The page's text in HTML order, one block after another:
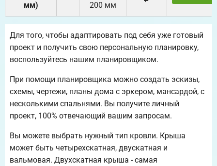
мм)
200 мм
Для того, чтобы адаптировать под себя уже готовый
проект и получить свою персональную планировку,
воспользуйтесь нашим планировщиком.
При помощи планировщика можно создать эскизы,
схемы, чертежи, планы дома с эркером, мансардой, с
несколькими спальнями. Вы получите личный
проект, 100% отвечающий вашим запросам.
Вы можете выбрать нужный тип кровли. Крыша
может быть четырехскатная, двускатная и
вальмовая. Двухскатная крыша - самая